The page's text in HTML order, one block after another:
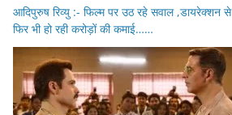
आदिपुरुष रिव्यु :- फिल्म पर उठ रहे सवाल
फिर भी हो रही करोड़ों की कमाई……